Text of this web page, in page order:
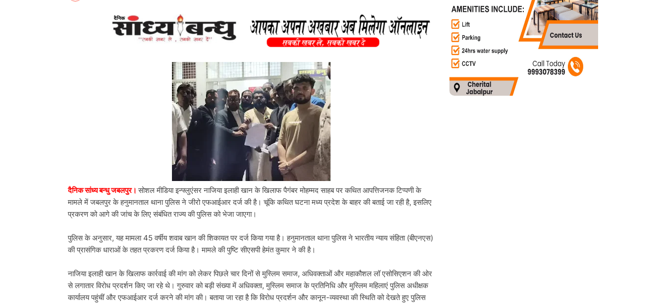
दैनिक सांध्य बन्धु जबलपुर।सोशल मीडिया इन्फ्लुएंसर नाजिया इलाही खान के खिलाफ पैगंबर मोहम्मद साहब पर कथित आपत्तिजनक टिप्पणी के
मामले में जबलपुर के हनुमानताल थाना पुलिस ने जीरो एफआईआर दर्ज की है। चूंकि कथित घटना मध्य प्रदेश के बाहर की बताई जा रही है, इसलिए
प्रकरण को आगे की जांच के लिए संबंधित राज्य की पुलिस को भेजा जाएगा।
पुलिस के अनुसार, यह मामला 45 वर्षीय शवाब खान की शिकायत पर दर्ज किया गया है। हनुमानताल थाना पुलिस ने भारतीय न्याय संहिता (बीएनएस)
की प्रासंगिक धाराओं के तहत प्रकरण दर्ज किया है। मामले की पुष्टि सीएसपी हेमंत कुमार ने की है।
नाजिया इलाही खान के खिलाफ कार्रवाई की मांग को लेकर पिछले चार दिनों से मुस्लिम समाज, अधिवक्ताओं और महाकौशल लॉ एसोसिएशन की ओर
से लगातार विरोध प्रदर्शन किए जा रहे थे। गुरुवार को बड़ी संख्या में अधिवक्ता, मुस्लिम समाज के प्रतिनिधि और मुस्लिम महिलाएं पुलिस अधीक्षक
कार्यालय पहुंचीं और एफआईआर दर्ज करने की मांग की। बताया जा रहा है कि विरोध प्रदर्शन और कानून-व्यवस्था की स्थिति को देखते हुए पुलिस